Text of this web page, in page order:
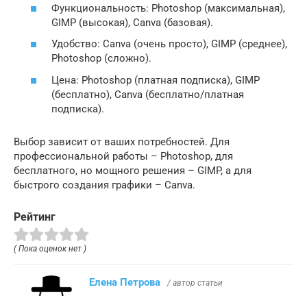
Функциональность: Photoshop (максимальная),
GIMP (высокая), Canva (базовая).
Удобство: Canva (очень просто), GIMP (среднее),
Photoshop (сложно).
Цена: Photoshop (платная подписка), GIMP
(бесплатно), Canva (бесплатно/платная
подписка).
Выбор зависит от ваших потребностей. Для
профессиональной работы – Photoshop, для
бесплатного, но мощного решения – GIMP, а для
быстрого создания графики – Canva.
Рейтинг
( Пока оценок нет )
Елена Петрова / автор статьи